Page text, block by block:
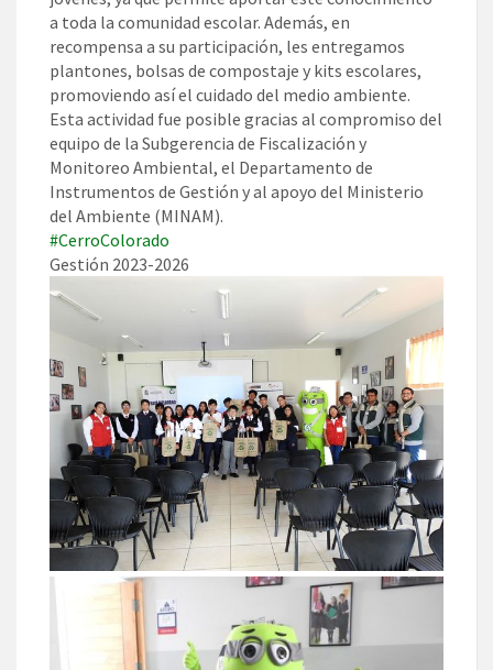
a toda la comunidad escolar. Además, en
recompensa a su participación, les entregamos
plantones, bolsas de compostaje y kits escolares,
promoviendo así el cuidado del medio ambiente.
Esta actividad fue posible gracias al compromiso del
equipo de la Subgerencia de Fiscalización y
Monitoreo Ambiental, el Departamento de
Instrumentos de Gestión y al apoyo del Ministerio
del Ambiente (MINAM).
#CerroColorado
Gestión 2023-2026